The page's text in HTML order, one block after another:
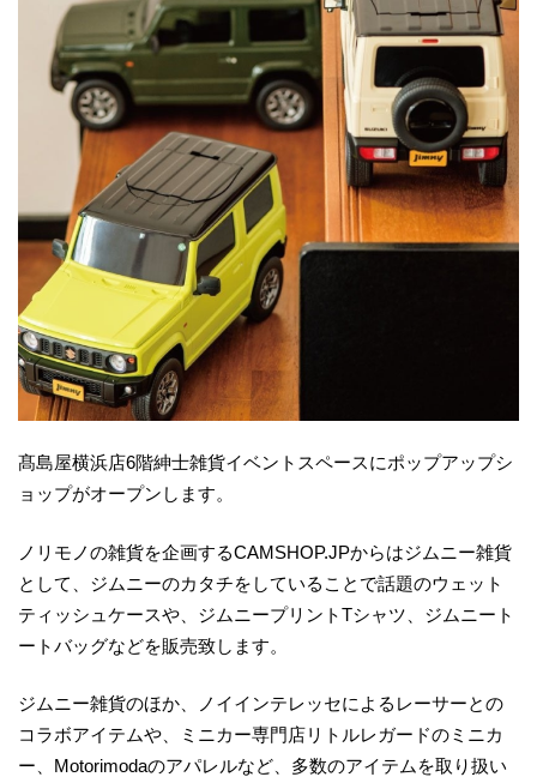
髙島屋横浜店6階紳士雑貨イベントスペースにポップアップシ
ョップがオープンします。
ノリモノの雑貨を企画するCAMSHOP.JPからはジムニー雑貨
として、ジムニーのカタチをしていることで話題のウェット
ティッシュケースや、ジムニープリントTシャツ、ジムニート
ートバッグなどを販売致します。
ジムニー雑貨のほか、ノイインテレッセによるレーサーとの
コラボアイテムや、ミニカー専門店リトルレガードのミニカ
ー、Motorimodaのアパレルなど、多数のアイテムを取り扱い